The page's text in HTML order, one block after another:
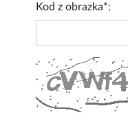
Kod z obrazka*: